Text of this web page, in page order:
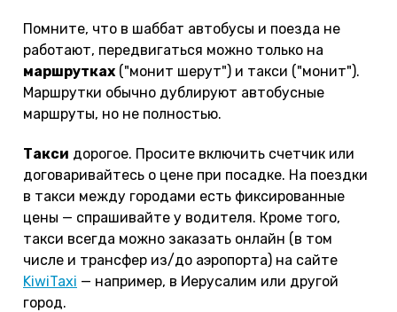
Помните, что в шаббат автобусы и поезда не
работают, передвигаться можно только на
маршрутках ("монит шерут") и такси ("монит").
Маршрутки обычно дублируют автобусные
маршруты, но не полностью.
Такси дорогое. Просите включить счетчик или
договаривайтесь о цене при посадке. На поездки
в такси между городами есть фиксированные
цены — спрашивайте у водителя. Кроме того,
такси всегда можно заказать онлайн (в том
числе и трансфер из/до аэропорта) на сайте
KiwiTaxi — например, в Иерусалим или другой
город.